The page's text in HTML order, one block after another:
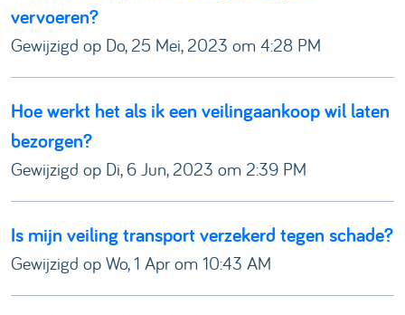
vervoeren?
Gewijzigd op Do, 25 Mei, 2023 om 4:28 PM
Hoe werkt het als ik een veilingaankoop wil laten
bezorgen?
Gewijzigd op Di, 6 Jun, 2023 om 2:39 PM
Is mijn veiling transport verzekerd tegen schade?
Gewijzigd op Wo, 1 Apr om 10:43 AM